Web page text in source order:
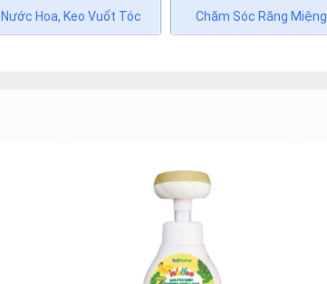
Nước Hoa, Keo Vuốt Tóc Chăm Sóc Răng Miệng